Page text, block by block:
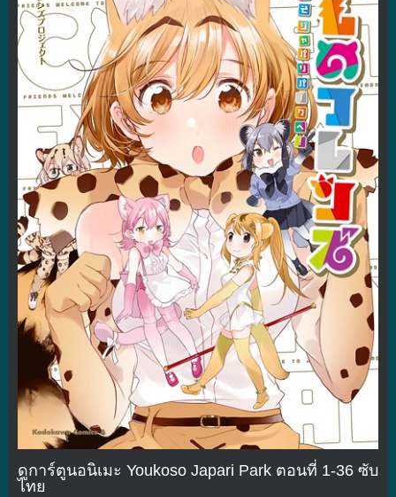
ดูการ์ตูนอนิเมะ Youkoso Japari Park ตอนที่ 1-36 ซับ
ไทย